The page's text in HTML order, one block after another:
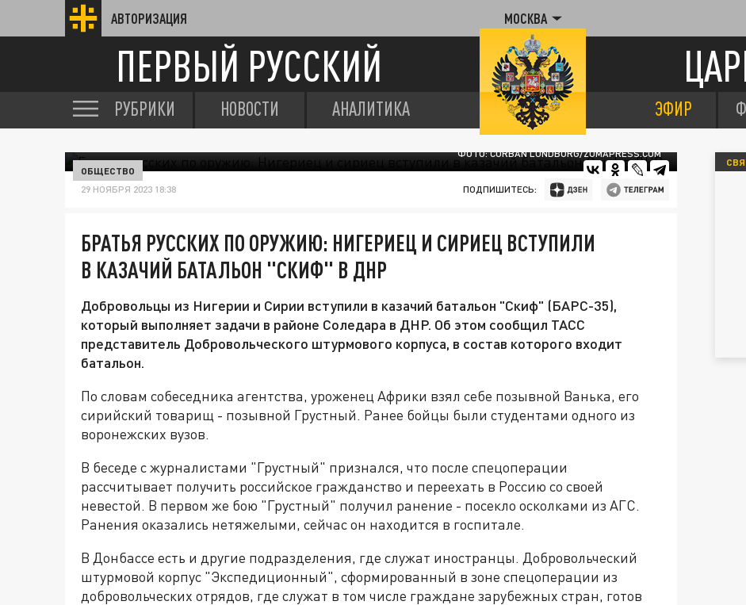
АВТОРИЗАЦИЯ МОСКВА
ПЕРВЫЙ РУССКИЙ
РУБРИКИ НОВОСТИ АНАЛИТИКА ЭФИР
ФОТО: CORBAN LUNDBORG/ZUMAPRESS.COM
ОБЩЕСТВО
29 НОЯБРЯ 2023 18:38 ПОДПИШИТЕСЬ:
БРАТЬЯ РУССКИХ ПО ОРУЖИЮ: НИГЕРИЕЦ И СИРИЕЦ ВСТУПИЛИ
В КАЗАЧИЙ БАТАЛЬОН "СКИФ" В ДНР
Добровольцы из Нигерии и Сирии вступили в казачий батальон "Скиф" (БАРС-35),
который выполняет задачи в районе Соледара в ДНР. Об этом сообщил ТАСС
представитель Добровольческого штурмового корпуса, в состав которого входит
батальон.
По словам собеседника агентства, уроженец Африки взял себе позывной Ванька, его
сирийский товарищ - позывной Грустный. Ранее бойцы были студентами одного из
воронежских вузов.
В беседе с журналистами "Грустный" признался, что после спецоперации
рассчитывает получить российское гражданство и переехать в Россию со своей
невестой. В первом же бою "Грустный" получил ранение - посекло осколками из АГС.
Ранения оказались нетяжелыми, сейчас он находится в госпитале.
В Донбассе есть и другие подразделения, где служат иностранцы. Добровольческий
штурмовой корпус "Экспедиционный", сформированный в зоне спецоперации из
добровольческих отрядов, где служат в том числе граждане зарубежных стран, готов